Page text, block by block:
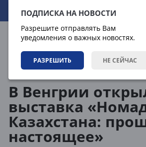
ПОДПИСКА НА НОВОСТИ
Разрешите отправлять Вам
уведомления о важных новостях.
РАЗРЕШИТЬ НЕ СЕЙЧАС
07.08.2026 18:15:36
В Венгрии
выставка
Казахстана:
настоящее»